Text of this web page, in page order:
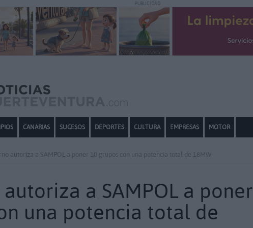
PUBLICIDAD
CANARIAS SUCESOS DEPORTES CULTURA EMPRESAS MOTOR
autoriza a SAMPOL a poner 10 grupos con una potencia total de 18MW
a SAMPOL a poner
una potencia total de